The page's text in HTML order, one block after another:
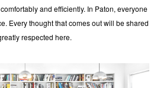
and efficiently. In Paton, everyone
Every thought that comes out will be shared
respected here.